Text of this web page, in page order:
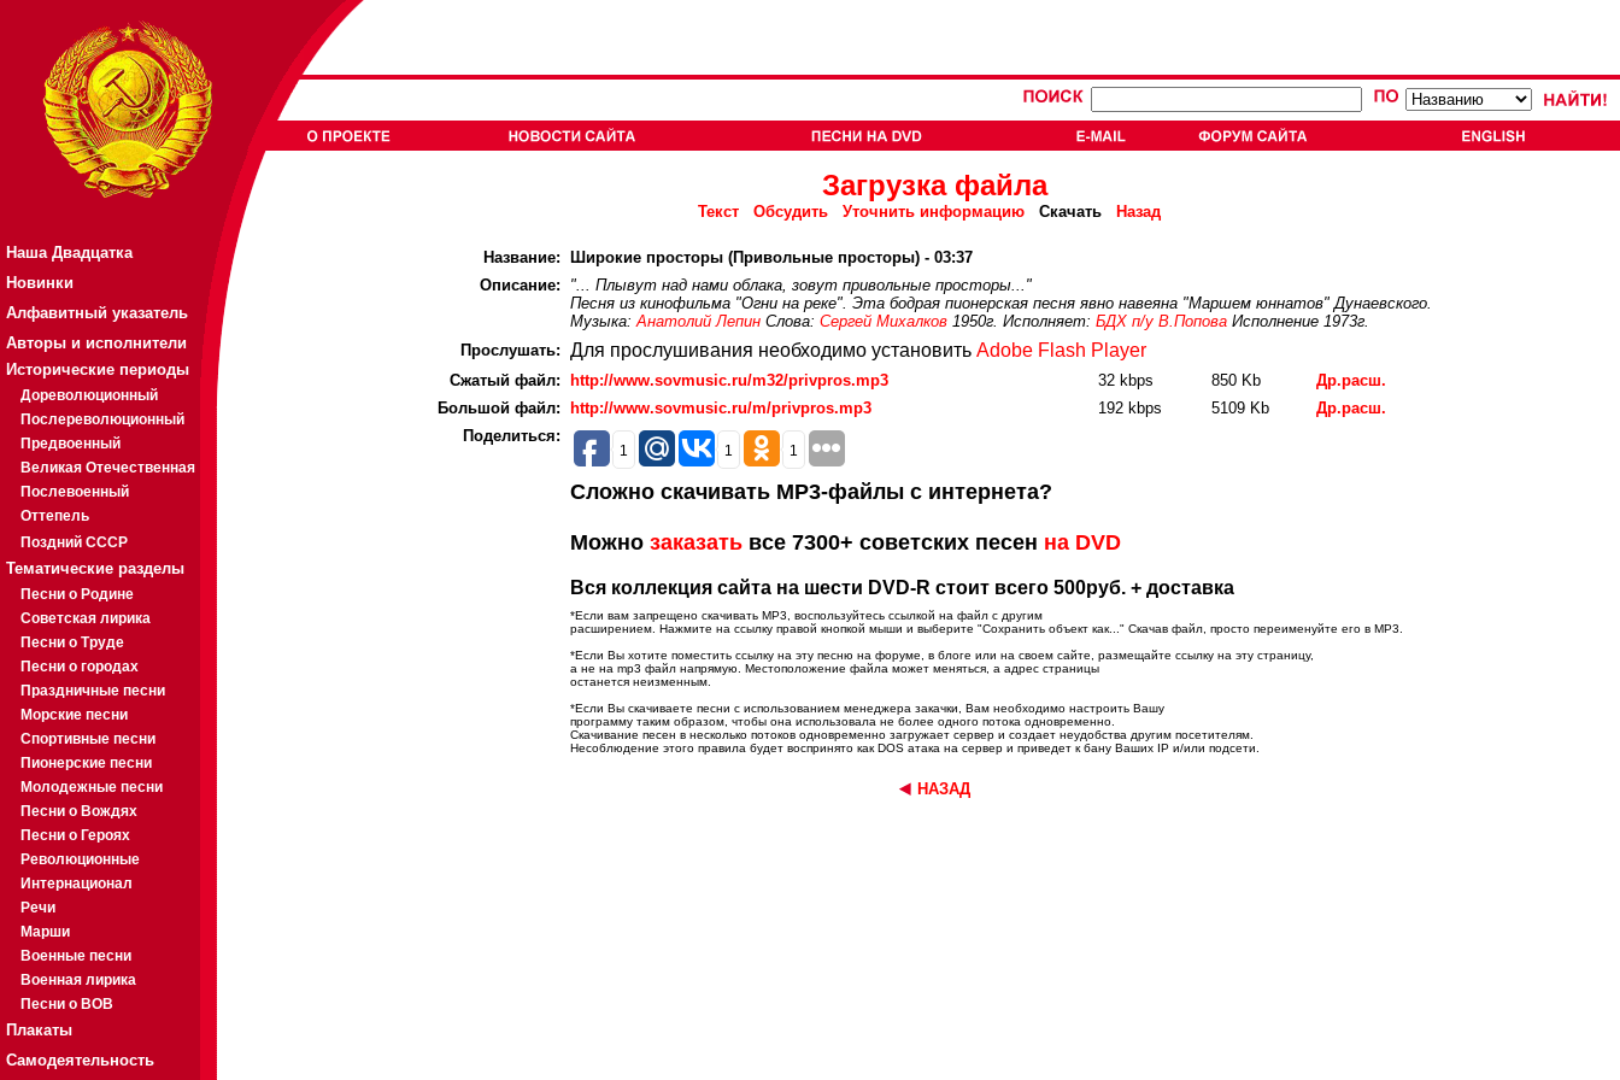
Наша Двадцатка
Новинки
Алфавитный указатель
Авторы и исполнители
Исторические периоды
Дореволюционный
Послереволюционный
Предвоенный
Великая Отечественная
Послевоенный
Оттепель
Поздний СССР
Тематические разделы
Песни о Родине
Советская лирика
Песни о Труде
Песни о городах
Праздничные песни
Морские песни
Спортивные песни
Пионерские песни
Молодежные песни
Песни о Вождях
Песни о Героях
Революционные
Интернационал
Речи
Марши
Военные песни
Военная лирика
Песни о ВОВ
Плакаты
Самодеятельность
Загрузка файла
Текст Обсудить Уточнить информацию Скачать Назад
Название:
Широкие просторы (Привольные просторы) - 03:37
Описание:
"... Плывут над нами облака, зовут привольные просторы..."
Песня из кинофильма "Огни на реке". Эта бодрая пионерская песня явно навеяна "Маршем юннатов" Дунаевского.
Музыка:Анатолий ЛепинСлова: Сергей Михалков1950г. Исполняет: БДХ п/у В.ПоповаИсполнение 1973г.
Прослушать: Для прослушивания необходимо установить Adobe Flash Player
Cжатый файл: http://www.sovmusic.ru/m32/privpros.mp3 32 kbps 850 Kb
Др.расш.
Большой файл:
http://www.sovmusic.ru/m/privpros.mp3 192 kbps 5109 Kb
Др.расш.
Поделиться:
1 1 1
Сложно скачивать MP3-файлы с интернета?
Можно заказатьвсе 7300+ советских песен на DVD
Вся коллекция сайта на шести DVD-R стоит всего 500руб. + доставка
*Если вам запрещено скачивать MP3, воспользуйтесь ссылкой на файл с другим
расширением. Нажмите на ссылку правой кнопкой мыши и выберите "Сохранить объект как..." Скачав файл, просто переименуйте его в MP3.
*Если Вы хотите поместить ссылку на эту песню на форуме, в блоге или на своем сайте, размещайте ссылку на эту страницу,
а не на mp3 файл напрямую. Местоположение файла может меняться, а адрес страницы
останется неизменным.
*Если Вы скачиваете песни с использованием менеджера закачки, Вам необходимо настроить Вашу
программу таким образом, чтобы она использовала не более одного потока одновременно.
Скачивание песен в несколько потоков одновременно загружает сервер и создает неудобства другим посетителям.
Несоблюдение этого правила будет воспринято как DOS атака на сервер и приведет к бану Ваших IP и/или подсети.
НАЗАД